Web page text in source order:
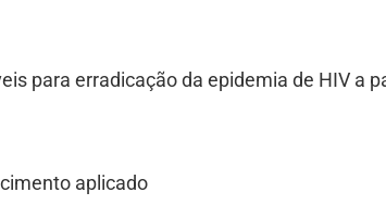
para erradicação da epidemia de HIV a
aplicado